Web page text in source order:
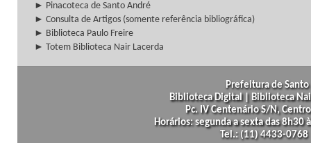
► Pinacoteca de Santo André
► Consulta de Artigos (somente referência bibliográfica)
► Biblioteca Paulo Freire
► Totem Biblioteca Nair Lacerda
Prefeitura de
Biblioteca Digital | Biblioteca
Pc. IV Centenário S/N,
Horários: segunda a sexta das
Tel.: (11) 4433-